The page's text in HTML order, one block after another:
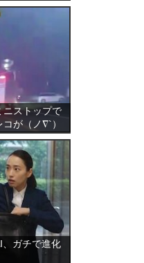
ニストップで
が（ノ∇`）
、ガチで進化